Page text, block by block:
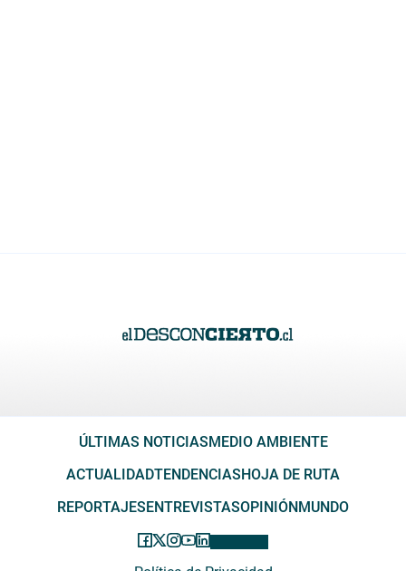
ÚLTIMAS NOTICIAS MEDIO AMBIENTE
ACTUALIDADTENDENCIAS HOJA DE RUTA
REPORTAJES ENTREVISTASOPINIÓN MUNDO